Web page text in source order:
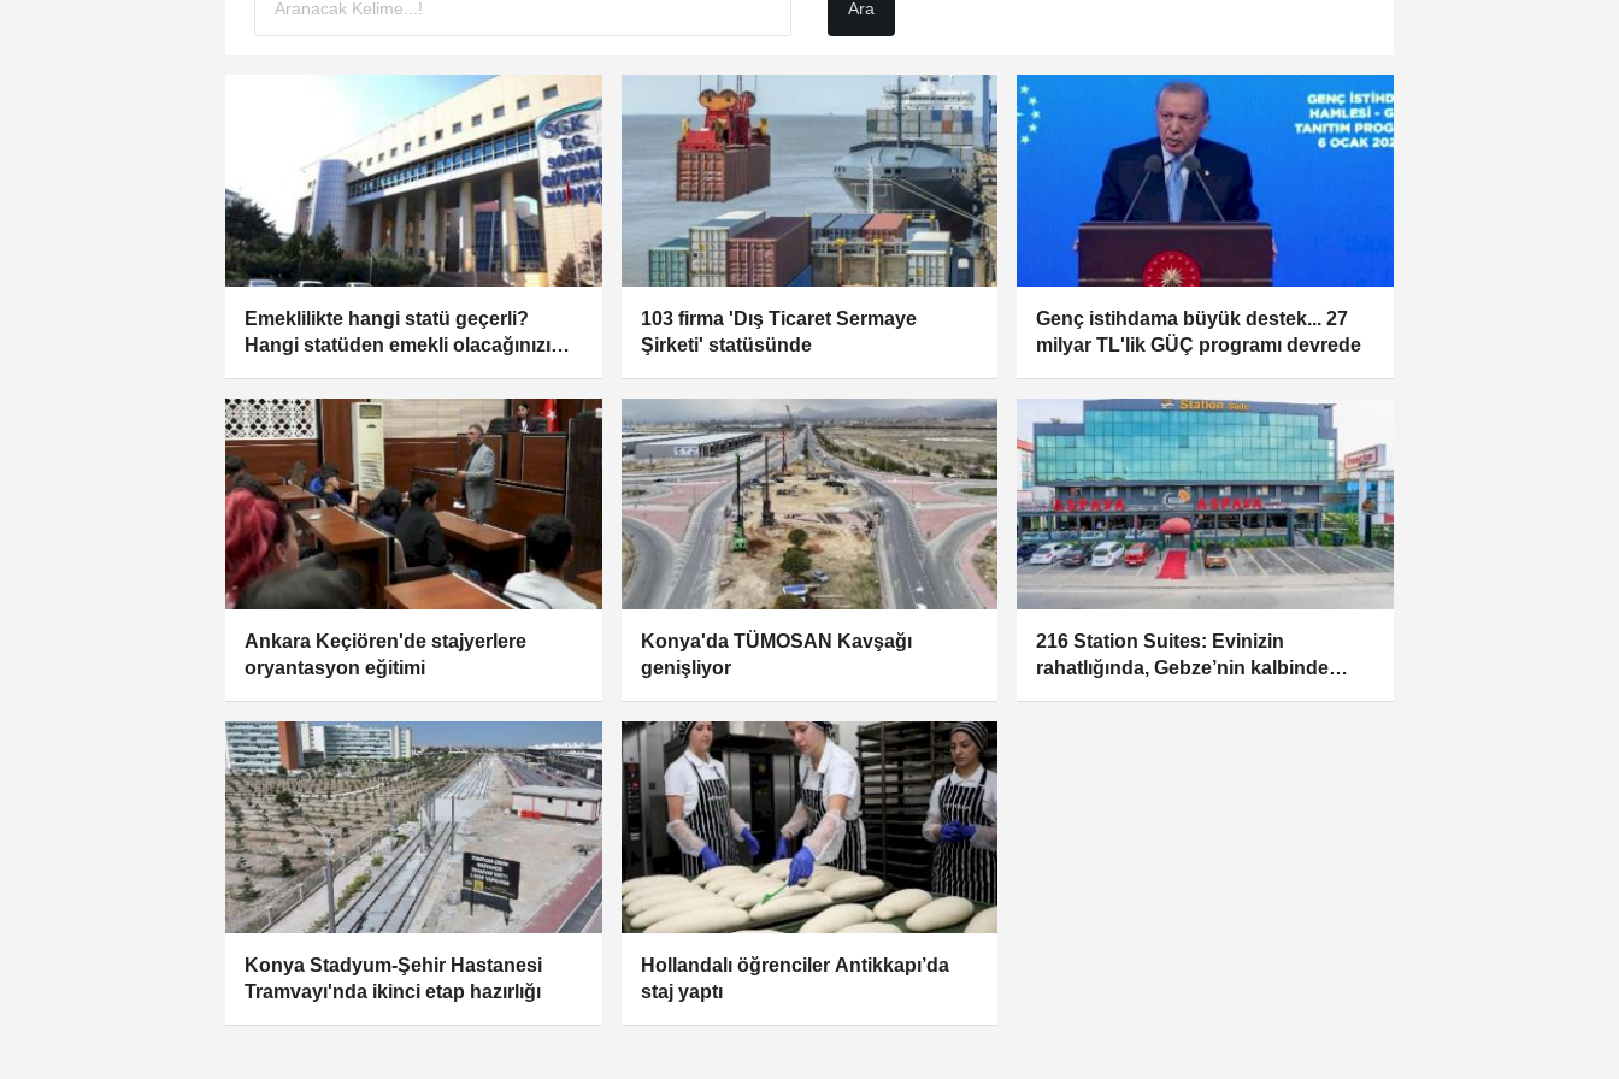
Emeklilikte hangi statü geçerli?
Hangi statüden emekli olacağınızı
103 firma 'Dış Ticaret Sermaye
Şirketi' statüsünde
Genç istihdama büyük destek... 27
milyar TL'lik GÜÇ programı devrede
Ankara Keçiören'de stajyerlere
oryantasyon eğitimi
Konya'da TÜMOSAN Kavşağı
genişliyor
216 Station Suites: Evinizin
rahatlığında, Gebze’nin kalbinde
Konya Stadyum-Şehir Hastanesi
Tramvayı'nda ikinci etap hazırlığı
Hollandalı öğrenciler Antikkapı’da
staj yaptı